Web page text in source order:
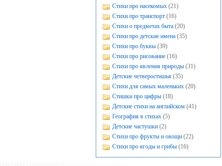
Стихи про насекомых (21)
Стихи про транспорт (16)
Стихи о предметах быта (20)
Стихи про детские имена (35)
Стихи про буквы (39)
Стихи про рисование (16)
Стихи про явления природы (31)
Детские четверостишья (35)
Стихи для самых маленьких (20)
Стишки про цифры (18)
Детские стихи на английском (41)
География в стихах (5)
Детские частушки (2)
Стихи про фрукты и овощи (22)
Стихи про ягоды и грибы (16)